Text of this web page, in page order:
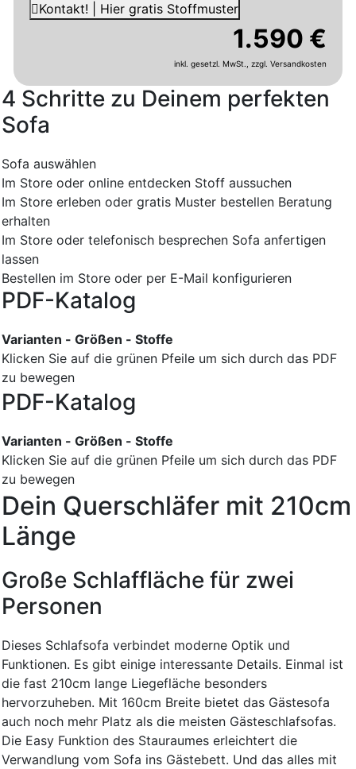
Kontakt! | Hier gratis Stoffmuster
1.590 €
inkl. gesetzl. MwSt., zzgl. Versandkosten
4 Schritte zu Deinem perfekten
Sofa
Sofa auswählen
Im Store oder online entdecken Stoff aussuchen
Im Store erleben oder gratis Muster bestellen Beratung
erhalten
Im Store oder telefonisch besprechen Sofa anfertigen
lassen
Bestellen im Store oder per E-Mail konfigurieren
PDF-Katalog
Varianten - Größen - Stoffe
Klicken Sie auf die grünen Pfeile um sich durch das PDF
zu bewegen
PDF-Katalog
Varianten - Größen - Stoffe
Klicken Sie auf die grünen Pfeile um sich durch das PDF
zu bewegen
Dein Querschläfer mit 210cm
Länge
Große Schlaffläche für zwei
Personen
Dieses Schlafsofa verbindet moderne Optik und
Funktionen. Es gibt einige interessante Details. Einmal ist
die fast 210cm lange Liegefläche besonders
hervorzuheben. Mit 160cm Breite bietet das Gästesofa
auch noch mehr Platz als die meisten Gästeschlafsofas.
Die Easy Funktion des Stauraumes erleichtert die
Verwandlung vom Sofa ins Gästebett. Und das alles mit